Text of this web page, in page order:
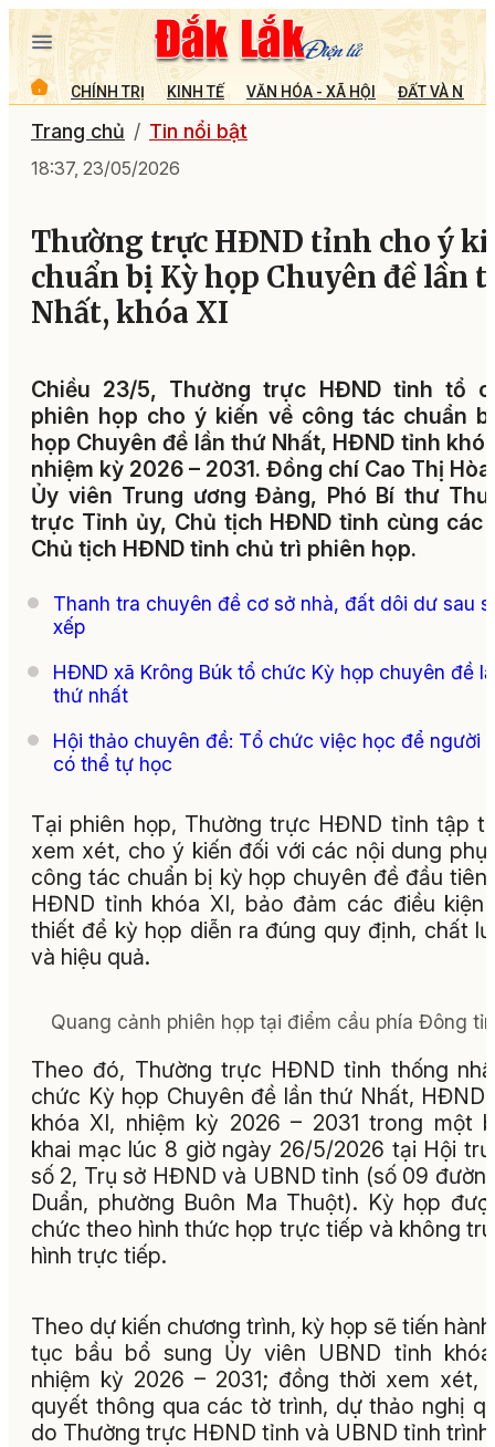
CHÍNH TRỊ KINH TẾ VĂN HÓA - XÃ HỘI ĐẤT VÀ
Trang chủ Tin nổi bật
18:37, 23/05/2026
Thường trực HĐND tỉnh cho ý
chuẩn bị Kỳ họp Chuyên đề lần
Nhất, khóa XI
Chiều 23/5, Thường trực HĐND tỉnh tổ
phiên họp cho ý kiến về công tác chuẩn
họp Chuyên đề lần thứ Nhất, HĐND tỉnh
nhiệm kỳ 2026 – 2031. Đồng chí Cao Thị Hòa
Ủy viên Trung ương Đảng, Phó Bí thư
trực Tỉnh ủy, Chủ tịch HĐND tỉnh cùng các
Chủ tịch HĐND tỉnh chủ trì phiên họp.
Thanh tra chuyên đề cơ sở nhà, đất dôi dư sau
xếp
HĐND xã Krông Búk tổ chức Kỳ họp chuyên đề
thứ nhất
Hội thảo chuyên đề: Tổ chức việc học để người
có thể tự học
Tại phiên họp, Thường trực HĐND tỉnh tập
xem xét, cho ý kiến đối với các nội dung
công tác chuẩn bị kỳ họp chuyên đề đầu tiên
HĐND tỉnh khóa XI, bảo đảm các điều kiện
thiết để kỳ họp diễn ra đúng quy định, chất
và hiệu quả.
Quang cảnh phiên họp tại điểm cầu phía Đông
Theo đó, Thường trực HĐND tỉnh thống
chức Kỳ họp Chuyên đề lần thứ Nhất, HĐND
khóa XI, nhiệm kỳ 2026 – 2031 trong một
khai mạc lúc 8 giờ ngày 26/5/2026 tại Hội
số 2, Trụ sở HĐND và UBND tỉnh (số 09
Duẩn, phường Buôn Ma Thuột). Kỳ họp
chức theo hình thức họp trực tiếp và không
hình trực tiếp.
Theo dự kiến chương trình, kỳ họp sẽ tiến
tục bầu bổ sung Ủy viên UBND tỉnh
nhiệm kỳ 2026 – 2031; đồng thời xem xét,
quyết thông qua các tờ trình, dự thảo nghị
do Thường trực HĐND tỉnh và UBND tỉnh trình.